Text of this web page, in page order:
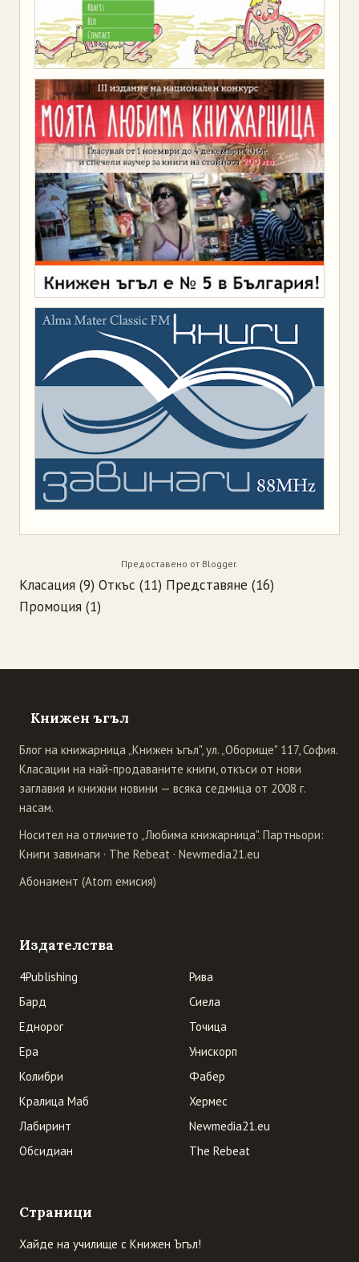
Предоставено от Blogger.
Класация (9) Откъс (11) Представяне (16)
Промоция (1)
Книжен ъгъл
Блог на книжарница „Книжен ъгъл", ул. „Оборище" 117, София.
Класации на най-продаваните книги, откъси от нови
заглавия и книжни новини — всяка седмица от 2008 г.
насам.
Носител на отличието „Любима книжарница". Партньори:
Книги завинаги · The Rebeat · Newmedia21.eu
Абонамент (Atom емисия)
Издателства
4Publishing
Бард
Еднорог
Ера
Колибри
Кралица Маб
Лабиринт
Обсидиан
Рива
Сиела
Точица
Унискорп
Фабер
Хермес
Newmedia21.eu
The Rebeat
Страници
Хайде на училище с Книжен Ъгъл!